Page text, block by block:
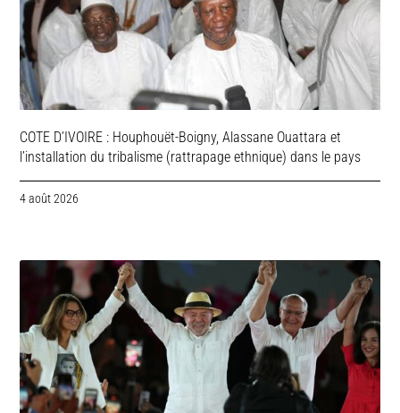
COTE D’IVOIRE : Houphouët-Boigny, Alassane Ouattara et
l’installation du tribalisme (rattrapage ethnique) dans le pays
4 août 2026